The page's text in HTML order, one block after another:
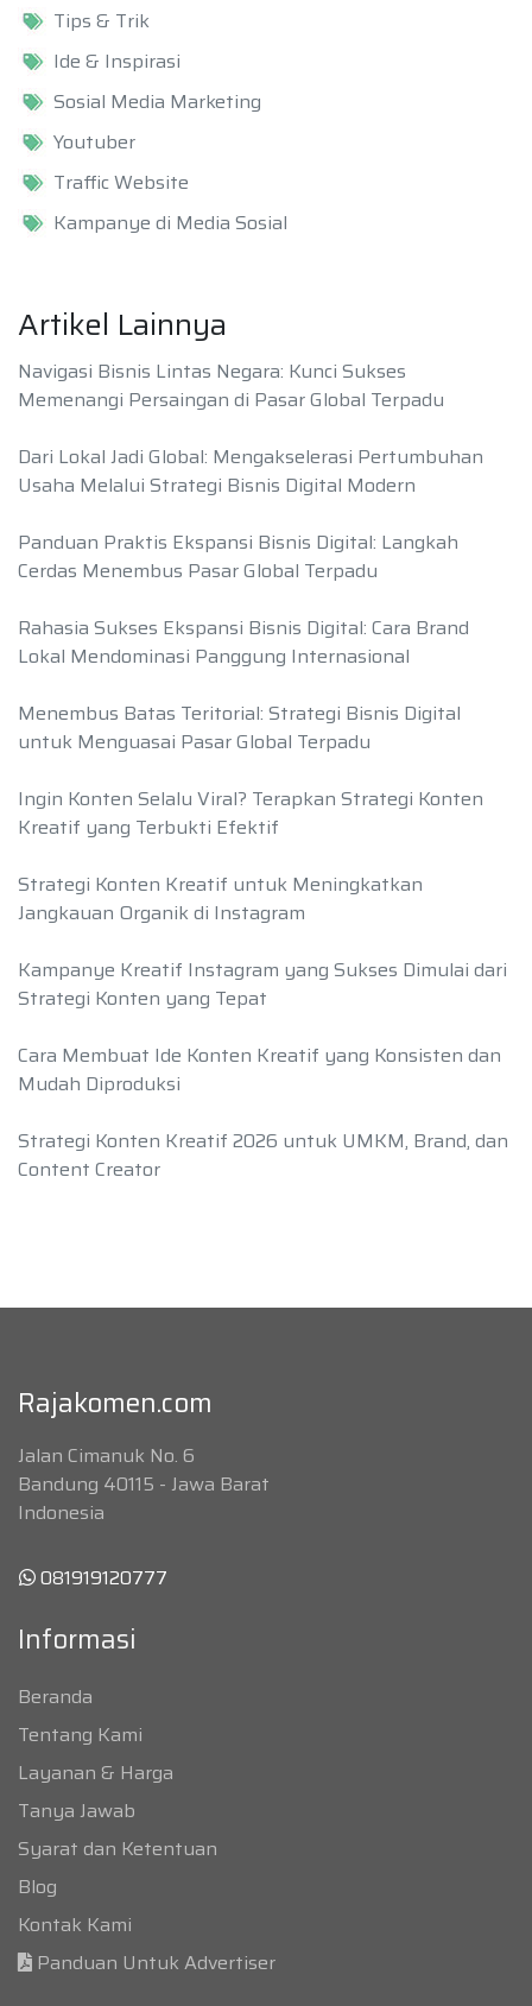
Tips & Trik
Ide & Inspirasi
Sosial Media Marketing
Youtuber
Traffic Website
Kampanye di Media Sosial
Artikel Lainnya
Navigasi Bisnis Lintas Negara: Kunci Sukses
Memenangi Persaingan di Pasar Global Terpadu
Dari Lokal Jadi Global: Mengakselerasi Pertumbuhan
Usaha Melalui Strategi Bisnis Digital Modern
Panduan Praktis Ekspansi Bisnis Digital: Langkah
Cerdas Menembus Pasar Global Terpadu
Rahasia Sukses Ekspansi Bisnis Digital: Cara Brand
Lokal Mendominasi Panggung Internasional
Menembus Batas Teritorial: Strategi Bisnis Digital
untuk Menguasai Pasar Global Terpadu
Ingin Konten Selalu Viral? Terapkan Strategi Konten
Kreatif yang Terbukti Efektif
Strategi Konten Kreatif untuk Meningkatkan
Jangkauan Organik di Instagram
Kampanye Kreatif Instagram yang Sukses Dimulai dari
Strategi Konten yang Tepat
Cara Membuat Ide Konten Kreatif yang Konsisten dan
Mudah Diproduksi
Strategi Konten Kreatif 2026 untuk UMKM, Brand, dan
Content Creator
Rajakomen.com
Jalan Cimanuk No. 6
Bandung 40115 - Jawa Barat
Indonesia
081919120777
Informasi
Beranda
Tentang Kami
Layanan & Harga
Tanya Jawab
Syarat dan Ketentuan
Blog
Kontak Kami
Panduan Untuk Advertiser